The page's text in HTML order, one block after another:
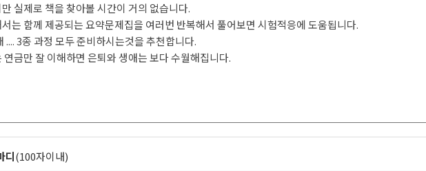
실제로 책을 찾아볼 시간이 거의 없습니다.
는 함께 제공되는 요약문제집을 여러번 반복해서 풀어보면 시험적응에 도움됩니다.
.... 3종 과정 모두 준비하시는것을 추천합니다.
연금만 잘 이해하면 은퇴와 생애는 보다 수월해집니다.
디(100자이내)